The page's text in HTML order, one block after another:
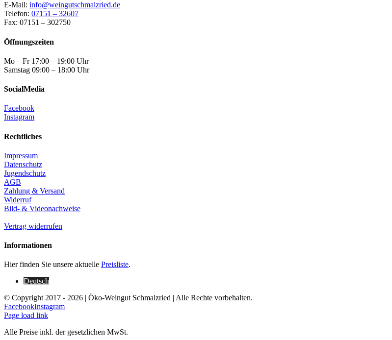
E-Mail: info@weingutschmalzried.de
Telefon: 07151 – 32607
Fax: 07151 – 302750
Öffnungszeiten
Mo – Fr 17:00 – 19:00 Uhr
Samstag 09:00 – 18:00 Uhr
SocialMedia
Facebook
Instagram
Rechtliches
Impressum
Datenschutz
Jugendschutz
AGB
Zahlung & Versand
Widerruf
Bild- & Videonachweise
Vertrag widerrufen
Informationen
Hier finden Sie unsere aktuelle Preisliste.
Deutsch
© Copyright 2017 - 2026 | Öko-Weingut Schmalzried | Alle Rechte vorbehalten.
FacebookInstagram
Page load link
Alle Preise inkl. der gesetzlichen MwSt.